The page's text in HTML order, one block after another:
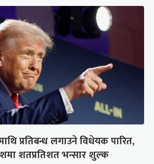
प्रतिबन्ध लगाउने विधेयक पारित,
शतप्रतिशत भन्सार शुल्क